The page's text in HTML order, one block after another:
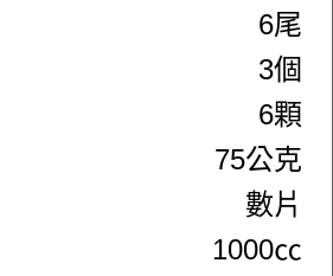
6尾
3個
6顆
75公克
數片
1000㏄